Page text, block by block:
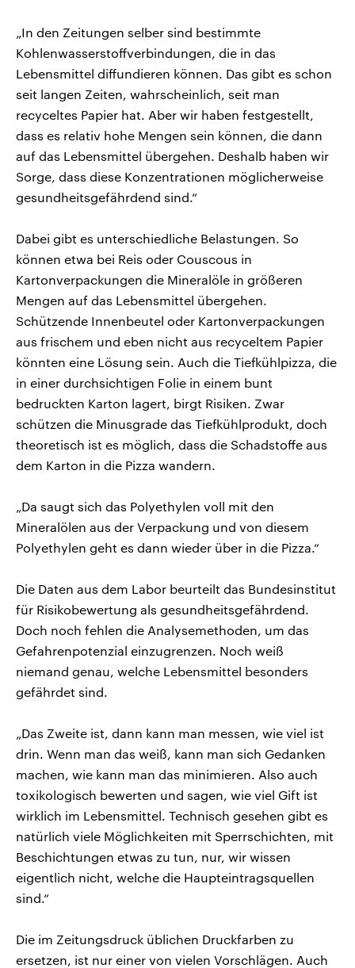
„In den Zeitungen selber sind bestimmte
Kohlenwasserstoffverbindungen, die in das
Lebensmittel diffundieren können. Das gibt es schon
seit langen Zeiten, wahrscheinlich, seit man
recyceltes Papier hat. Aber wir haben festgestellt,
dass es relativ hohe Mengen sein können, die dann
auf das Lebensmittel übergehen. Deshalb haben wir
Sorge, dass diese Konzentrationen möglicherweise
gesundheitsgefährdend sind.“
Dabei gibt es unterschiedliche Belastungen. So
können etwa bei Reis oder Couscous in
Kartonverpackungen die Mineralöle in größeren
Mengen auf das Lebensmittel übergehen.
Schützende Innenbeutel oder Kartonverpackungen
aus frischem und eben nicht aus recyceltem Papier
könnten eine Lösung sein. Auch die Tiefkühlpizza, die
in einer durchsichtigen Folie in einem bunt
bedruckten Karton lagert, birgt Risiken. Zwar
schützen die Minusgrade das Tiefkühlprodukt, doch
theoretisch ist es möglich, dass die Schadstoffe aus
dem Karton in die Pizza wandern.
„Da saugt sich das Polyethylen voll mit den
Mineralölen aus der Verpackung und von diesem
Polyethylen geht es dann wieder über in die Pizza.“
Die Daten aus dem Labor beurteilt das Bundesinstitut
für Risikobewertung als gesundheitsgefährdend.
Doch noch fehlen die Analysemethoden, um das
Gefahrenpotenzial einzugrenzen. Noch weiß
niemand genau, welche Lebensmittel besonders
gefährdet sind.
„Das Zweite ist, dann kann man messen, wie viel ist
drin. Wenn man das weiß, kann man sich Gedanken
machen, wie kann man das minimieren. Also auch
toxikologisch bewerten und sagen, wie viel Gift ist
wirklich im Lebensmittel. Technisch gesehen gibt es
natürlich viele Möglichkeiten mit Sperrschichten, mit
Beschichtungen etwas zu tun, nur, wir wissen
eigentlich nicht, welche die Haupteintragsquellen
sind.“
Die im Zeitungsdruck üblichen Druckfarben zu
ersetzen, ist nur einer von vielen Vorschlägen. Auch